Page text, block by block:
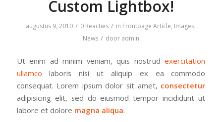
Custom Lightbox!
augustus 9, 2010 / 0 Reacties / in Frontpage Article, Images,
News / door admin
Ut enim ad minim veniam, quis nostrudexercitation
ullamco laboris nisi ut aliquip ex ea commodo
consequat. Lorem ipsum dolor sit amet, consectetur
adipisicing elit, sed do eiusmod tempor incididunt ut
labore et dolore magna aliqua.